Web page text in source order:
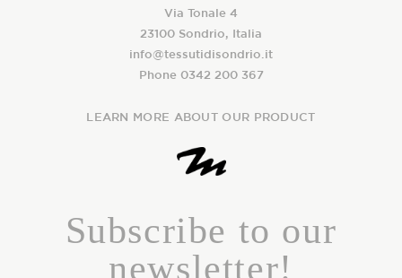
Via Tonale 4
23100 Sondrio, Italia
info@tessutidisondrio.it
Phone 0342 200 367
LEARN MORE ABOUT OUR PRODUCT
Subscribe to our
newsletter!